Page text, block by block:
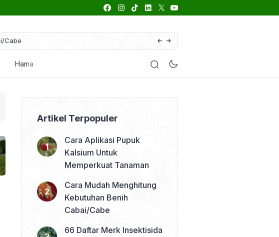
66 Daftar Merk Insektisida Abamektin
Hama dan Penyakit Manfaat Tanaman
Artikel Terpopuler
Cara Aplikasi Pupuk
Kalsium Untuk
Memperkuat Tanaman
Cara Mudah Menghitung
Kebutuhan Benih
Cabai/Cabe
66 Daftar Merk Insektisida